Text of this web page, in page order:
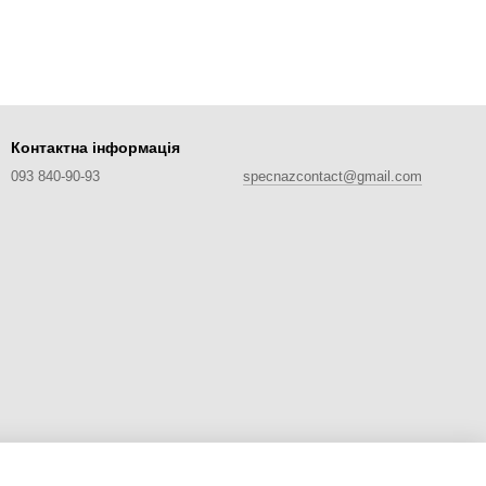
Контактна інформація
093 840-90-93 specnazcontact@gmail.com